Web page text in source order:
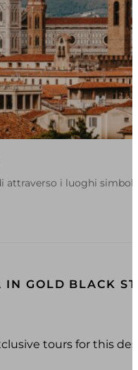
attraverso i luoghi
GOLD BLACK
tours for this